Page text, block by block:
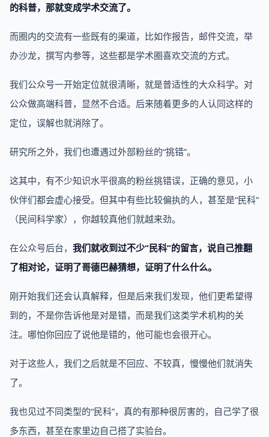
的科普，那就变成学术交流了。
而圈内的交流有一些既有的渠道，比如作报告，邮件交流，举
办沙龙，撰写内参等，这些都是学术圈喜欢交流的方式。
我们公众号一开始定位就很清晰，就是普适性的大众科学。对
公众做高端科普，显然不合适。后来随着更多的人认同这样的
定位，误解也就消除了。
研究所之外，我们也遭遇过外部粉丝的“挑错”。
这其中，有不少知识水平很高的粉丝挑错误，正确的意见，小
伙伴们都会虚心接受。但其中有些比较偏执的人，甚至是“民科”
（民间科学家），你越较真他们就越来劲。
在公众号后台， 我们就收到过不少“民科”的留言，说自己推翻
了相对论，证明了哥德巴赫猜想，证明了什么什么。
刚开始我们还会认真解释，但是后来我们发现，他们更希望得
到的，不是你告诉他是对是错，而是我们这类学术机构的关
注。哪怕你回应了说他是错的，他可能也会很开心。
对于这些人，我们之后就是不回应、不较真，慢慢他们就消失
了。
我也见过不同类型的“民科”，真的有那种很厉害的，自己学了很
多东西，甚至在家里边自己搭了实验台。